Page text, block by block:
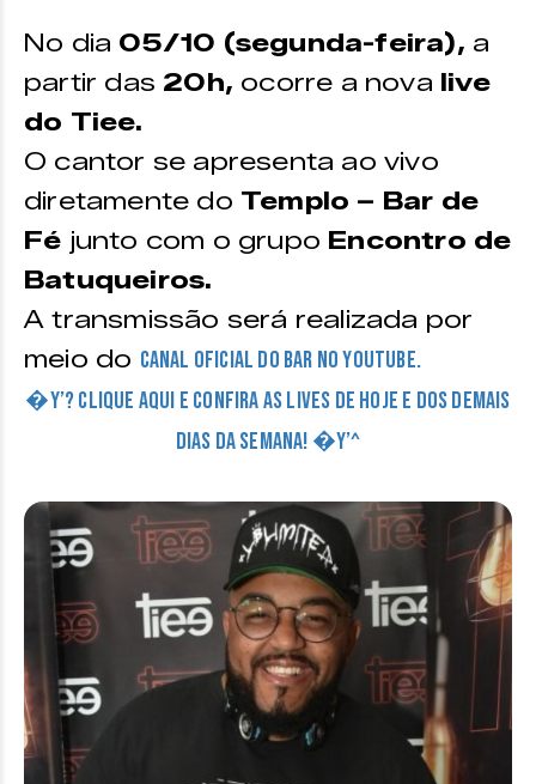
No dia 05/10 (segunda-feira), a
partir das 20h, ocorre a nova live
do Tiee.
O cantor se apresenta ao vivo
diretamente do Templo – Bar de
Fé junto com o grupo Encontro de
Batuqueiros.
A transmissão será realizada por
meio do canal oficial do bar no Youtube.
�Y’? CLIQUE AQUI E CONFIRA AS LIVES DE HOJE E DOS DEMAIS
DIAS DA SEMANA! �Y’^